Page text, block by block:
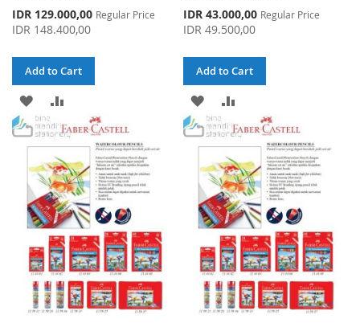
Special
Price
IDR 129.000,00 Regular Price
IDR 148.400,00
Add to Cart
ADD
TO
WISH
LIST
TO
COMPARE
Special
Price
IDR 43.000,00 Regular Price
IDR 49.500,00
Add to Cart
ADD
TO
WISH
LIST
TO
COMPARE